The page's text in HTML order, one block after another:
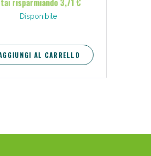
Disponibile
AL CARRELLO